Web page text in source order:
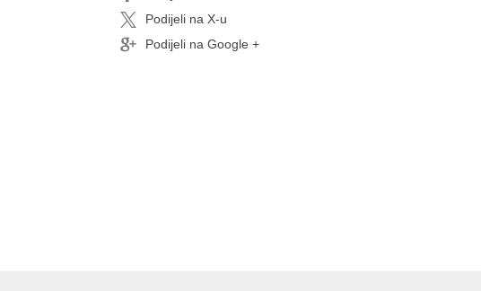
Podijeli na X-u
Podijeli na Google +